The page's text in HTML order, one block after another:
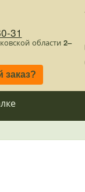
31
области 2–
заказ?